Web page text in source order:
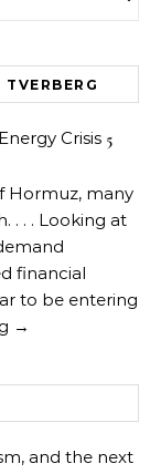
Crisis 5
Hormuz, many
. . . Looking at
financial
to be entering
→
and the next